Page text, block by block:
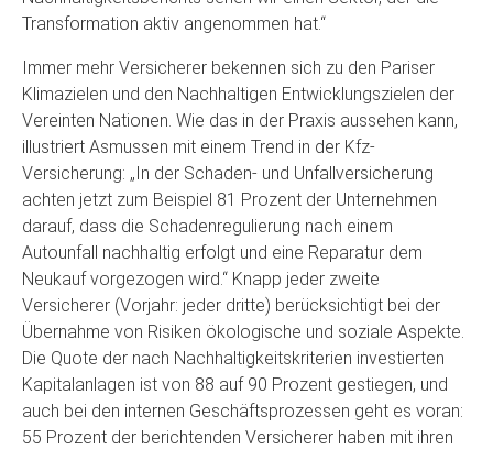
Transformation aktiv angenommen hat.“
Immer mehr Versicherer bekennen sich zu den Pariser
Klimazielen und den Nachhaltigen Entwicklungszielen der
Vereinten Nationen. Wie das in der Praxis aussehen kann,
illustriert Asmussen mit einem Trend in der Kfz-
Versicherung: „In der Schaden- und Unfallversicherung
achten jetzt zum Beispiel 81 Prozent der Unternehmen
darauf, dass die Schadenregulierung nach einem
Autounfall nachhaltig erfolgt und eine Reparatur dem
Neukauf vorgezogen wird.“ Knapp jeder zweite
Versicherer (Vorjahr: jeder dritte) berücksichtigt bei der
Übernahme von Risiken ökologische und soziale Aspekte.
Die Quote der nach Nachhaltigkeitskriterien investierten
Kapitalanlagen ist von 88 auf 90 Prozent gestiegen, und
auch bei den internen Geschäftsprozessen geht es voran:
55 Prozent der berichtenden Versicherer haben mit ihren